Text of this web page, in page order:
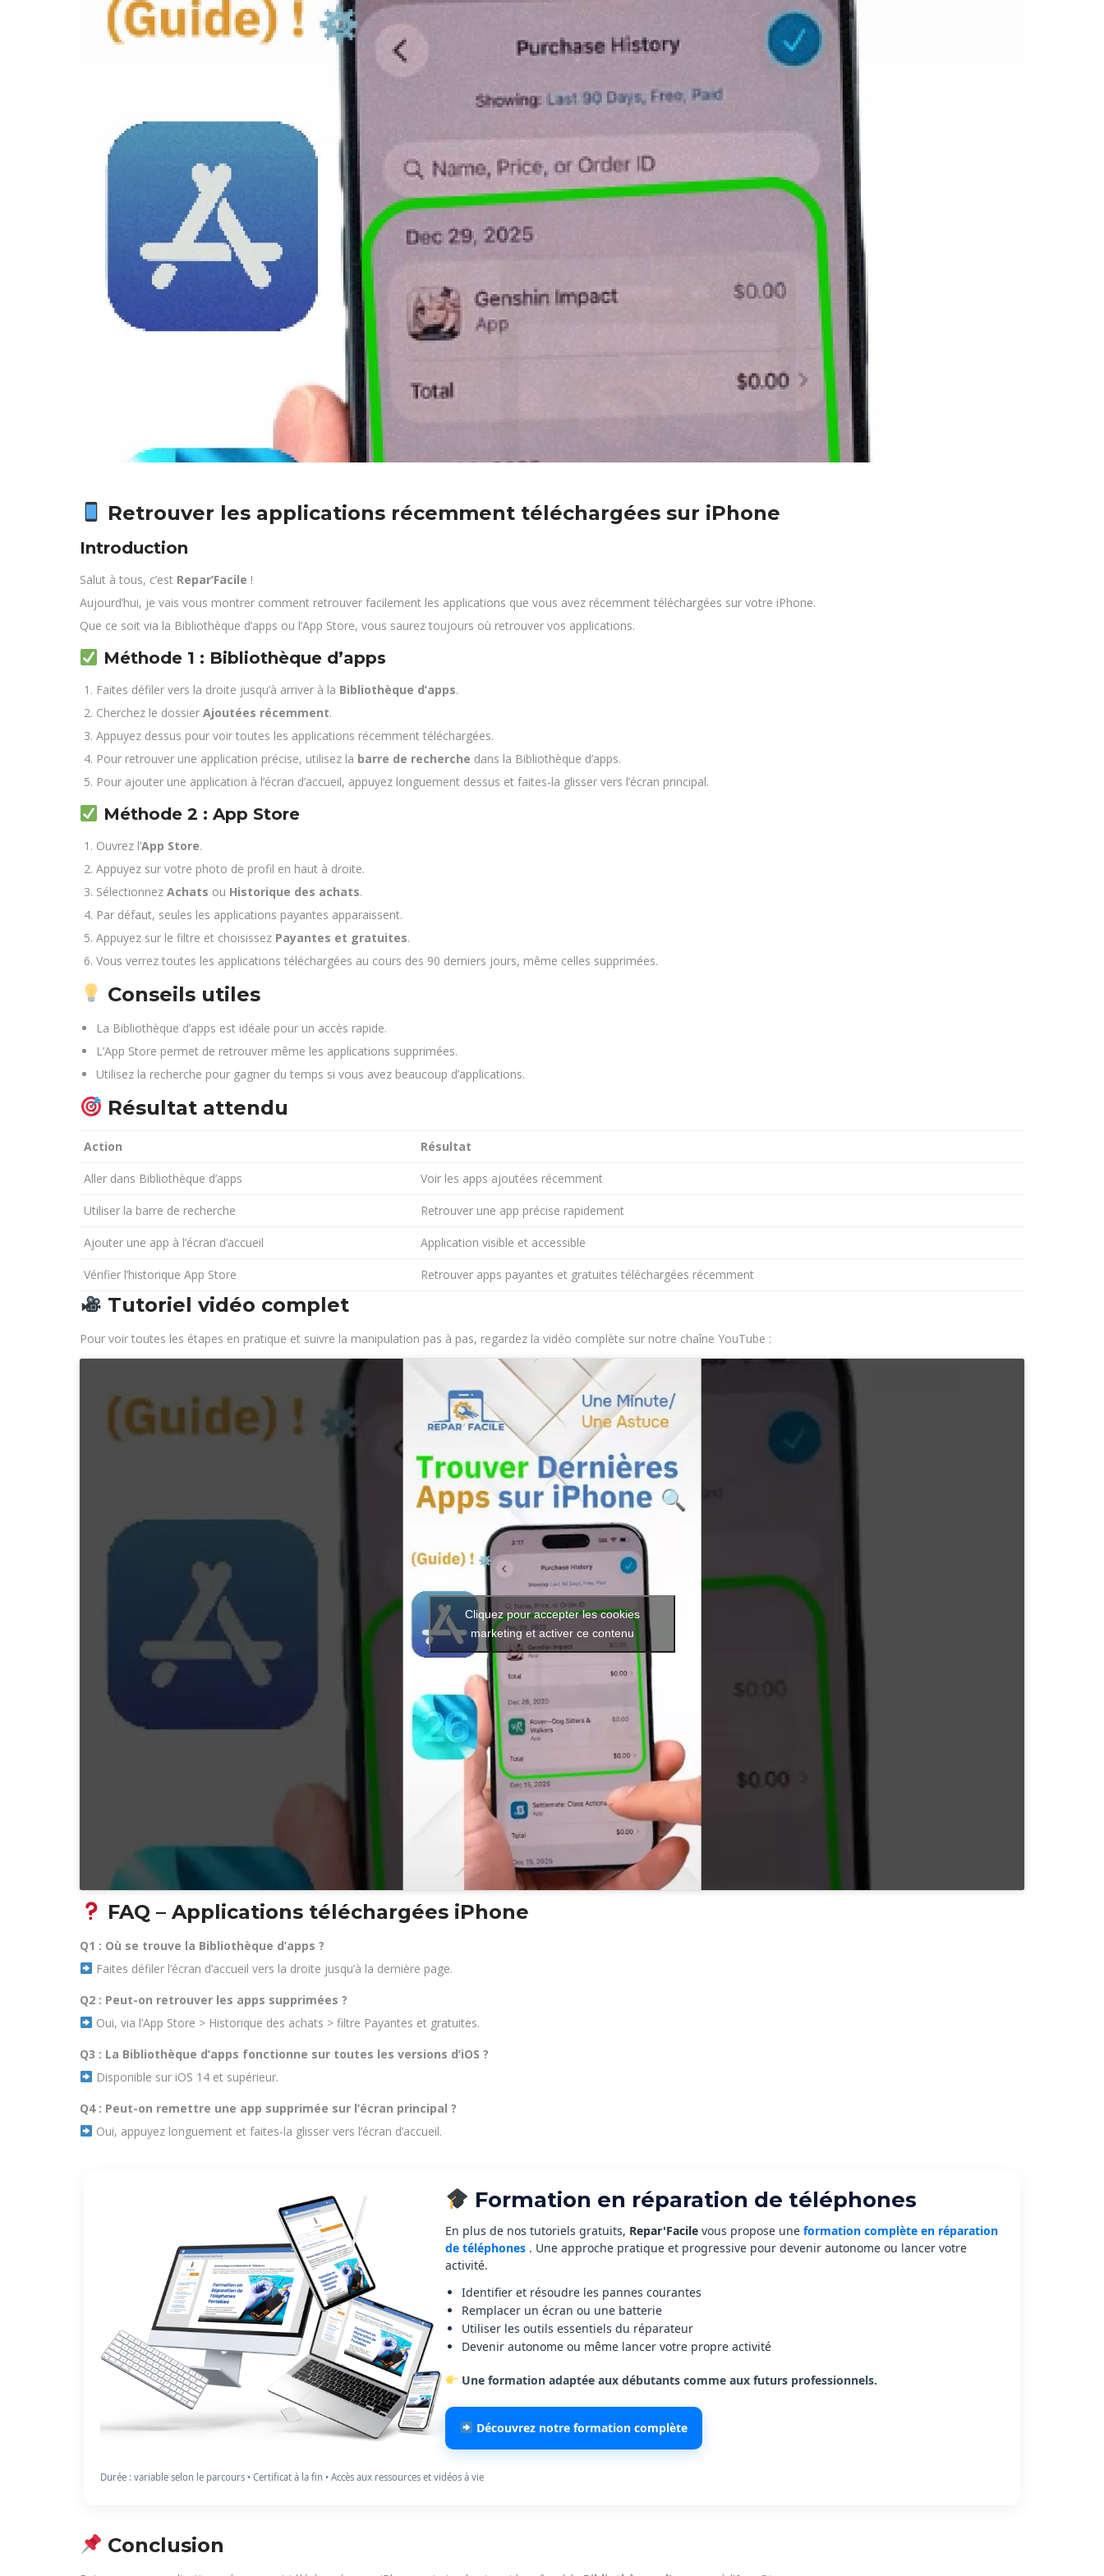
Retrouver les applications récemment téléchargées sur iPhone
Introduction
Salut à tous, c’est Repar’Facile !
Aujourd’hui, je vais vous montrer comment retrouver facilement les applications que vous avez récemment téléchargées sur votre iPhone.
Que ce soit via la Bibliothèque d’apps ou l’App Store, vous saurez toujours où retrouver vos applications.
Méthode 1 : Bibliothèque d’apps
Faites défiler vers la droite jusqu’à arriver à la Bibliothèque d’apps.
Cherchez le dossier Ajoutées récemment.
Appuyez dessus pour voir toutes les applications récemment téléchargées.
Pour retrouver une application précise, utilisez la barre de recherche dans la Bibliothèque d’apps.
Pour ajouter une application à l’écran d’accueil, appuyez longuement dessus et faites-la glisser vers l’écran principal.
Méthode 2 : App Store
Ouvrez l’App Store.
Appuyez sur votre photo de profil en haut à droite.
Sélectionnez Achats ou Historique des achats.
Par défaut, seules les applications payantes apparaissent.
Appuyez sur le filtre et choisissez Payantes et gratuites.
Vous verrez toutes les applications téléchargées au cours des 90 derniers jours, même celles supprimées.
Conseils utiles
La Bibliothèque d’apps est idéale pour un accès rapide.
L’App Store permet de retrouver même les applications supprimées.
Utilisez la recherche pour gagner du temps si vous avez beaucoup d’applications.
Résultat attendu
Action Résultat
Aller dans Bibliothèque d’apps Voir les apps ajoutées récemment
Utiliser la barre de recherche Retrouver une app précise rapidement
Ajouter une app à l’écran d’accueil Application visible et accessible
Vérifier l’historique App Store Retrouver apps payantes et gratuites téléchargées récemment
Tutoriel vidéo complet
Pour voir toutes les étapes en pratique et suivre la manipulation pas à pas, regardez la vidéo complète sur notre chaîne YouTube :
Cliquez pour accepter les cookies
marketing et activer ce contenu
FAQ – Applications téléchargées iPhone
Q1 : Où se trouve la Bibliothèque d’apps ?
Faites défiler l’écran d’accueil vers la droite jusqu’à la dernière page.
Q2 : Peut-on retrouver les apps supprimées ?
Oui, via l’App Store > Historique des achats > filtre Payantes et gratuites.
Q3 : La Bibliothèque d’apps fonctionne sur toutes les versions d’iOS ?
Disponible sur iOS 14 et supérieur.
Q4 : Peut-on remettre une app supprimée sur l’écran principal ?
Oui, appuyez longuement et faites-la glisser vers l’écran d’accueil.
Formation en réparation de téléphones
En plus de nos tutoriels gratuits, Repar'Facile vous propose une formation complète en réparation
de téléphones . Une approche pratique et progressive pour devenir autonome ou lancer votre
activité.
Identifier et résoudre les pannes courantes
Remplacer un écran ou une batterie
Utiliser les outils essentiels du réparateur
Devenir autonome ou même lancer votre propre activité
Une formation adaptée aux débutants comme aux futurs professionnels.
Découvrez notre formation complète
Durée : variable selon le parcours • Certificat à la fin • Accès aux ressources et vidéos à vie
Conclusion